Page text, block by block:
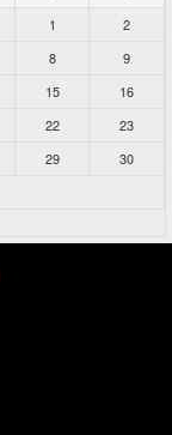
1
2
8
9
15
16
22
23
29
30